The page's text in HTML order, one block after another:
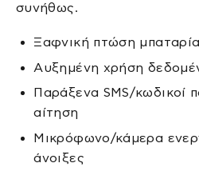
συνήθως.
Ξαφνική πτώση
Αυξημένη χρήση
Παράξενα SMS/κωδικοί
αίτηση
Μικρόφωνο/κάμερα
άνοιξες